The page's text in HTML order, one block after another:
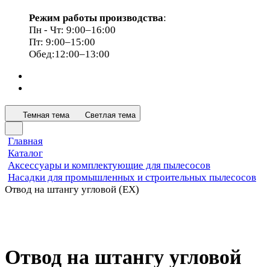
Режим работы производства:
Пн - Чт: 9:00–16:00
Пт: 9:00–15:00
Обед:12:00–13:00
Темная тема Светлая тема
Главная
Каталог
Аксессуары и комплектующие для пылесосов
Насадки для промышленных и строительных пылесосов
Отвод на штангу угловой (EX)
Отвод на штангу угловой